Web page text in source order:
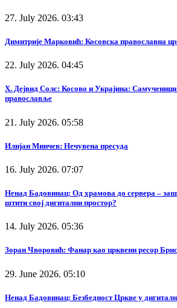
27. July 2026. 03:43
Димитрије Марковић: Косовска православна
22. July 2026. 04:45
Х. Дејвид Солс: Косово и Украјина: Самученици
православље
21. July 2026. 05:58
Илијан Минчев: Нечувена пресуда
16. July 2026. 07:07
Ненад Бадовинац: Од храмова до сервера –
штити свој дигитални простор?
14. July 2026. 05:36
Зоран Чворовић: Фанар као црквени ресор
29. June 2026. 05:10
Ненад Бадовинац: Безбедност Цркве у